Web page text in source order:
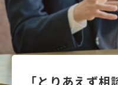
「とりあえず相